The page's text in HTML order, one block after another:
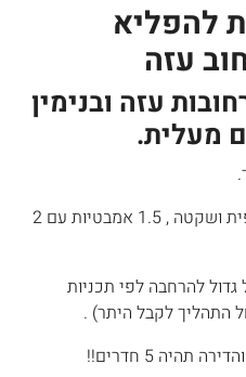
להפליא
עזה
עזה ובנימין
אנו מציעים דירת 4 חדרים עורפית ושקטה , 1.5 אמבטיות עם 2
גדול להרחבה לפי תכניות
5 חדרים!!